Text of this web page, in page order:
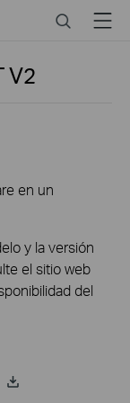
SearchMenu
V2
en un
y la versión
el sitio web
del